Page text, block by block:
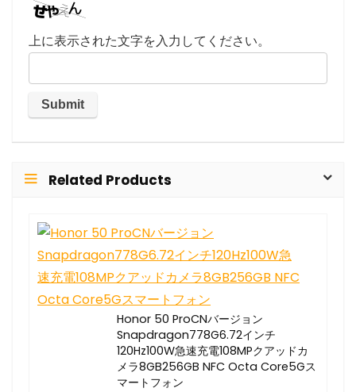
上に表示された文字を入力してください。
Related Products
Honor 50 ProCNバージョン
Snapdragon778G6.72インチ
120Hz100W急速充電108MPクアッドカ
メラ8GB256GB NFC Octa Core5Gス
マートフォン